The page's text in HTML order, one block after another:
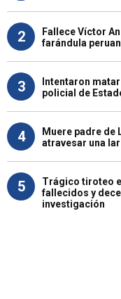
2
Fallece Víctor
farándula
3
Intentaron
policial de
4
Muere padre de
atravesar una
5
Trágico tiroteo
fallecidos y
investigación